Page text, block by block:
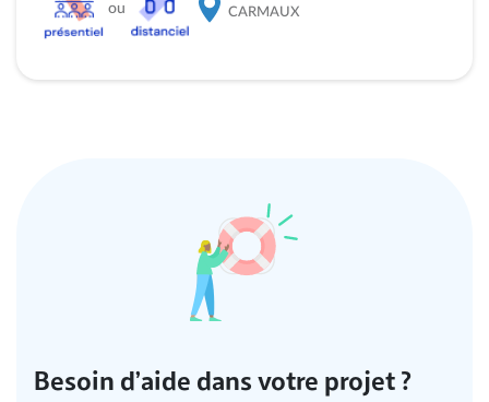
ou CARMAUX
Besoin d’aide dans votre projet ?